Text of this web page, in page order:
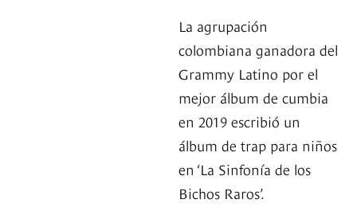
La agrupación
colombiana ganadora del
Grammy Latino por el
mejor álbum de cumbia
en 2019 escribió un
álbum de trap para niños
en ‘La Sinfonía de los
Bichos Raros’.